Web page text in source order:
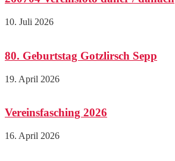
10. Juli 2026
80. Geburtstag Gotzlirsch Sepp
19. April 2026
Vereinsfasching 2026
16. April 2026